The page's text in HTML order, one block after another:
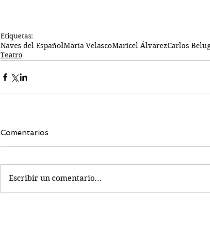
Etiquetas:
Naves del EspañolMaría VelascoMaricel ÁlvarezCarlos
Teatro
Comentarios
Escribir un comentario...